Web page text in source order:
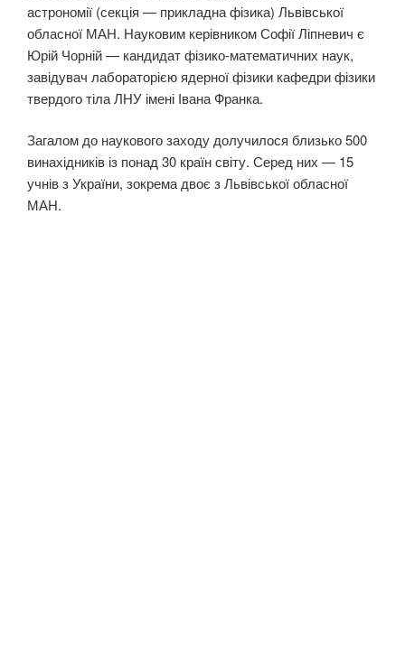
астрономії (секція — прикладна фізика) Львівської
обласної МАН. Науковим керівником Софії Ліпневич є
Юрій Чорній — кандидат фізико-математичних наук,
завідувач лабораторією ядерної фізики кафедри фізики
твердого тіла ЛНУ імені Івана Франка.
Загалом до наукового заходу долучилося близько 500
винахідників із понад 30 країн світу. Серед них — 15
учнів з України, зокрема двоє з Львівської обласної
МАН.